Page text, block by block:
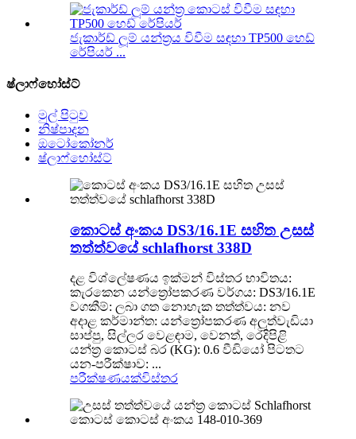
ජැකාර්ඩ් ලූම් යන්ත්‍රය විවීම සඳහා TP500 හෙඩ්
රේපියර් ...
ෂ්ලාෆ්හෝස්ට්
මුල් පිටුව
නිෂ්පාදන
ඔටෝකෝනර්
ෂ්ලාෆ්හෝස්ට්
කොටස් අංකය DS3/16.1E සහිත උසස්
තත්ත්වයේ schlafhorst 338D
දළ විශ්ලේෂණය ඉක්මන් විස්තර භාවිතය:
කැරකෙන යන්ත්‍රෝපකරණ වර්ගය: DS3/16.1E
වගකීම්: ලබා ගත නොහැක තත්ත්වය: නව
අදාළ කර්මාන්ත: යන්ත්‍රෝපකරණ අලුත්වැඩියා
සාප්පු, සිල්ලර වෙළඳාම, වෙනත්, රෙදිපිළි
යන්ත්‍ර කොටස් බර (KG): 0.6 වීඩියෝ පිටතට
යන-පරීක්ෂාව: ...
පරීක්ෂණයක්විස්තර